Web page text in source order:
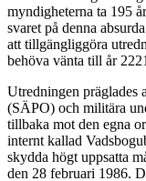
myndigheterna ta 195
svaret på denna
att tillgängliggöra
behöva vänta till år
Utredningen präglades
(SÄPO) och militära
tillbaka mot den egna
internt kallad
skydda högt uppsatta
den 28 februari 1986.